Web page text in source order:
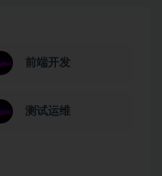
前端开发
测试运维